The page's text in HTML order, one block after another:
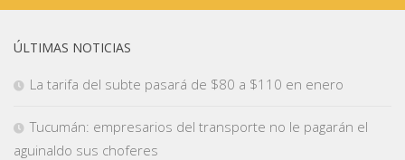
ÚLTIMAS NOTICIAS
La tarifa del subte pasará de $80 a $110 en enero
Tucumán: empresarios del transporte no le pagarán el
aguinaldo sus choferes